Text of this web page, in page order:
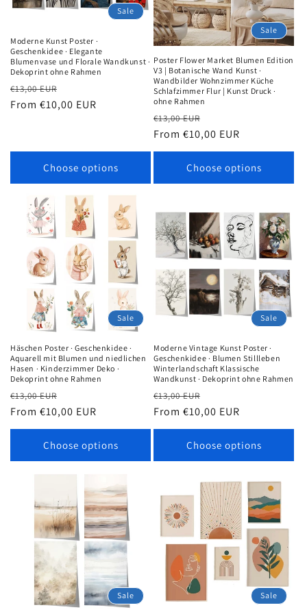
Sale
Moderne Kunst Poster ·
Geschenkidee · Elegante
Blumenvase und Florale Wandkunst ·
Dekoprint ohne Rahmen
Regular
price
€13,00 EUR
price
From €10,00 EUR
Choose options
Sale
Poster Flower Market Blumen Edition
V3 | Botanische Wand Kunst ·
Wandbilder Wohnzimmer Küche
Schlafzimmer Flur | Kunst Druck ·
ohne Rahmen
Regular
price
€13,00 EUR
price
From €10,00 EUR
Choose options
Sale
Häschen Poster · Geschenkidee ·
Aquarell mit Blumen und niedlichen
Hasen · Kinderzimmer Deko ·
Dekoprint ohne Rahmen
Regular
price
€13,00 EUR
price
From €10,00 EUR
Choose options
Sale
Moderne Vintage Kunst Poster ·
Geschenkidee · Blumen Stillleben
Winterlandschaft Klassische
Wandkunst · Dekoprint ohne Rahmen
Regular
price
€13,00 EUR
price
From €10,00 EUR
Choose options
Sale Sale